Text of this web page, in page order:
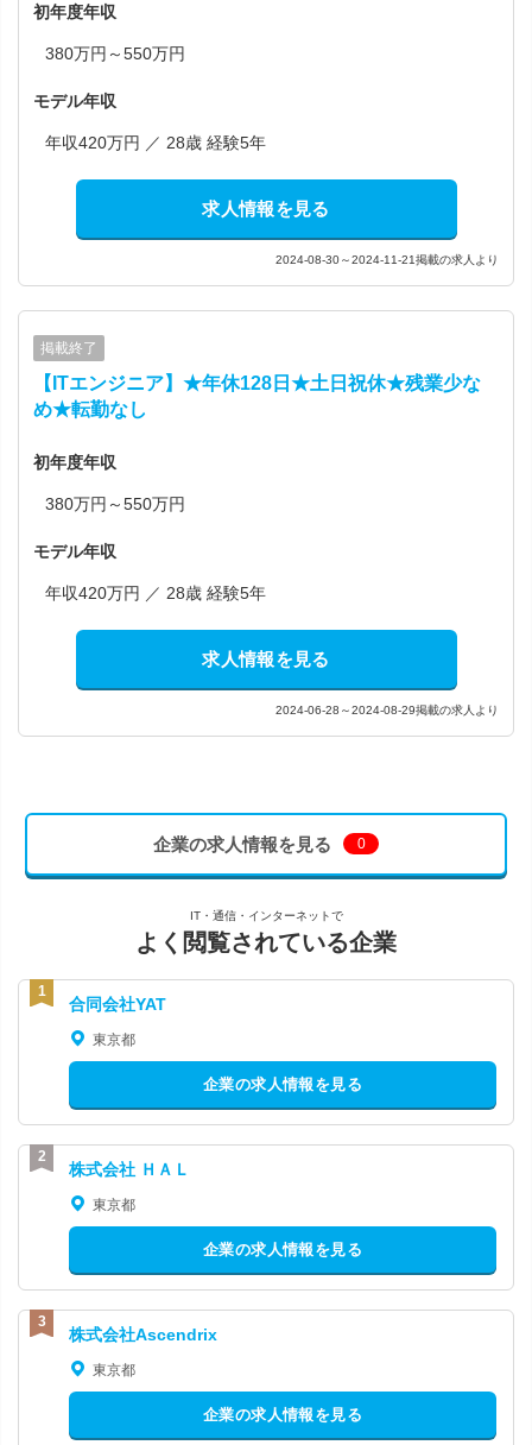
初年度年収
380万円～550万円
モデル年収
年収420万円 ／ 28歳 経験5年
求人情報を見る
2024-08-30～2024-11-21掲載の求人より
掲載終了
【ITエンジニア】★年休128日★土日祝休★残業少な
め★転勤なし
初年度年収
380万円～550万円
モデル年収
年収420万円 ／ 28歳 経験5年
求人情報を見る
2024-06-28～2024-08-29掲載の求人より
企業の求人情報を見る 0
IT・通信・インターネットで
よく閲覧されている企業
合同会社YAT
東京都
企業の求人情報を見る
株式会社 ＨＡＬ
東京都
企業の求人情報を見る
株式会社Ascendrix
東京都
企業の求人情報を見る